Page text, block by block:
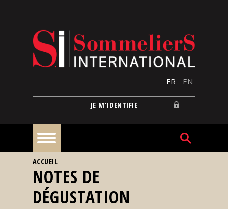
FR EN
JE M'IDENTIFIE
À
la
une
VOUS ÊTES ICI
ACCUEIL
NOTES DE
DÉGUSTATION